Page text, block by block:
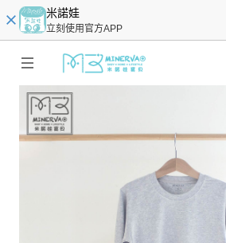
米諾娃
立刻使用官方APP